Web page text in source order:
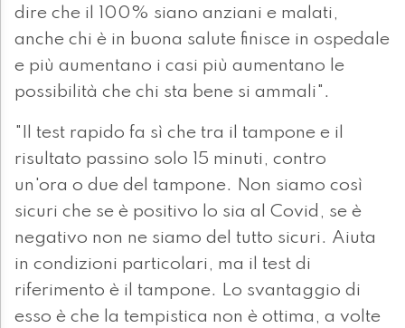
dire che il 100% siano anziani e malati,
anche chi è in buona salute finisce in ospedale
e più aumentano i casi più aumentano le
possibilità che chi sta bene si ammali".
"Il test rapido fa sì che tra il tampone e il
risultato passino solo 15 minuti, contro
un'ora o due del tampone. Non siamo così
sicuri che se è positivo lo sia al Covid, se è
negativo non ne siamo del tutto sicuri. Aiuta
in condizioni particolari, ma il test di
riferimento è il tampone. Lo svantaggio di
esso è che la tempistica non è ottima, a volte